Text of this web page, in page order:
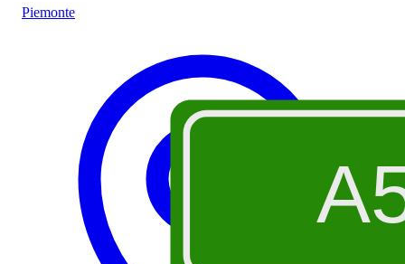
Piemonte